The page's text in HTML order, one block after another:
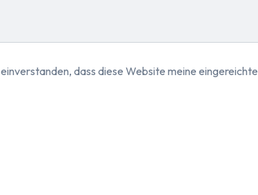
dass diese Website meine